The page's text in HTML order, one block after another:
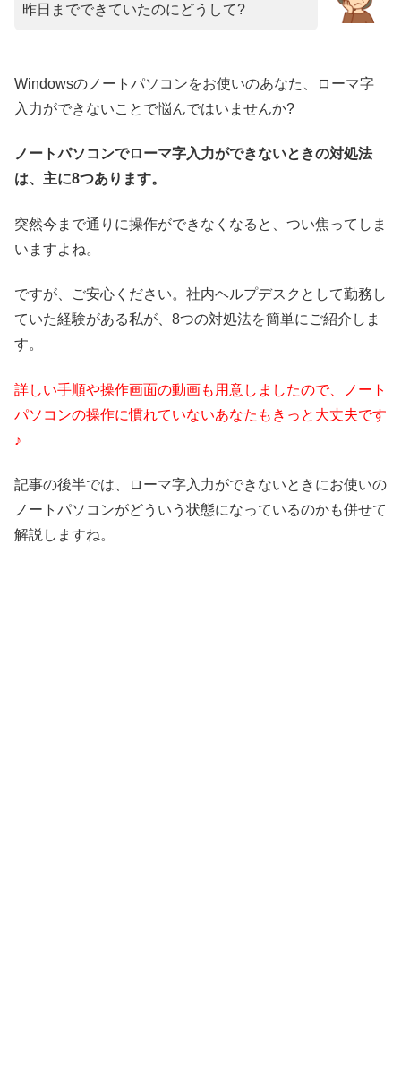
昨日までできていたのにどうして?
Windowsのノートパソコンをお使いのあなた、ローマ字
入力ができないことで悩んではいませんか?
ノートパソコンでローマ字入力ができないときの対処法
は、主に8つあります。
突然今まで通りに操作ができなくなると、つい焦ってしま
いますよね。
ですが、ご安心ください。社内ヘルプデスクとして勤務し
ていた経験がある私が、8つの対処法を簡単にご紹介しま
す。
詳しい手順や操作画面の動画も用意しましたので、ノート
パソコンの操作に慣れていないあなたもきっと大丈夫です
♪
記事の後半では、ローマ字入力ができないときにお使いの
ノートパソコンがどういう状態になっているのかも併せて
解説しますね。